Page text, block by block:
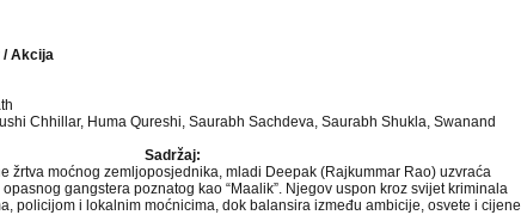
/ Akcija
Chhillar, Huma Qureshi, Saurabh Sachdeva, Saurabh Shukla, Swanand
Sadržaj:
žrtva moćnog zemljoposjednika, mladi Deepak (Rajkummar Rao) uzvraća
gangstera poznatog kao “Maalik”. Njegov uspon kroz svijet kriminala
policijom i lokalnim moćnicima, dok balansira između ambicije, osvete i cijene